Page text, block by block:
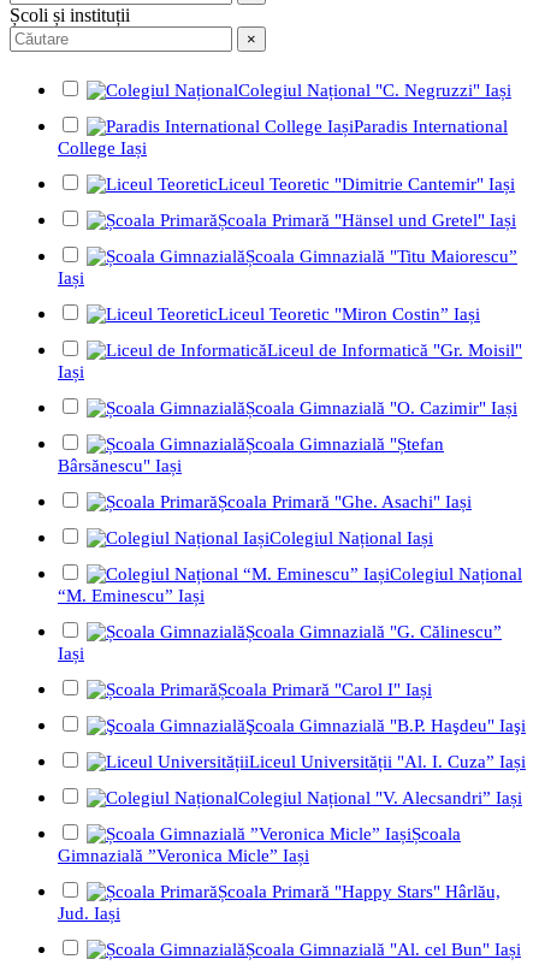
Școli și instituții
×
Colegiul Național "C. Negruzzi" Iași
Paradis International
College Iași
Liceul Teoretic "Dimitrie Cantemir" Iași
Școala Primară "Hänsel und Gretel" Iași
Școala Gimnazială "Titu Maiorescu”
Iași
Liceul Teoretic "Miron Costin” Iași
Liceul de Informatică "Gr. Moisil"
Iași
Școala Gimnazială "O. Cazimir" Iași
Școala Gimnazială "Ștefan
Bârsănescu" Iași
Școala Primară "Ghe. Asachi" Iași
Colegiul Național Iași
Colegiul Național
“M. Eminescu” Iași
Școala Gimnazială "G. Călinescu”
Iași
Școala Primară "Carol I" Iași
Şcoala Gimnazială "B.P. Haşdeu" Iaşi
Liceul Universității "Al. I. Cuza” Iași
Colegiul Național "V. Alecsandri” Iași
Școala
Gimnazială ”Veronica Micle” Iași
Școala Primară "Happy Stars" Hârlău,
Jud. Iași
Școala Gimnazială "Al. cel Bun" Iași